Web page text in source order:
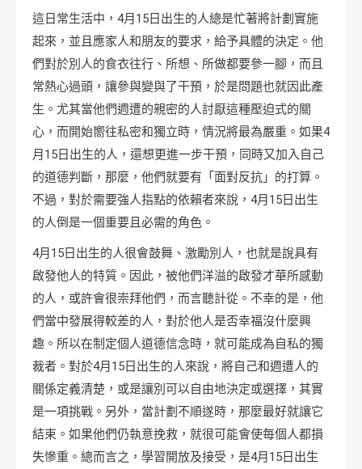
這日常生活中，4月15日出生的人總是忙著將計劃實施
起來，並且應家人和朋友的要求，給予具體的決定。他
們對於別人的食衣往行、所想、所做都要參一腳，而且
常熱心過頭，讓參與變與了干預，於是問題也就因此產
生。尤其當他們週遭的親密的人討厭這種壓迫式的關
心，而開始嚮往私密和獨立時，情況將最為嚴重。如果4
月15日出生的人，還想更進一步干預，同時又加入自己
的道德判斷，那麼，他們就要有「面對反抗」的打算。
不過，對於需要強人指點的依賴者來說，4月15日出生
的人倒是一個重要且必需的角色。
4月15日出生的人很會鼓舞、激勵別人，也就是說具有
啟發他人的特質。因此，被他們洋溢的啟發才華所感動
的人，或許會很崇拜他們，而言聽計從。不幸的是，他
們當中發展得較差的人，對於他人是否幸福沒什麼興
趣。所以在制定個人道德信念時，就可能成為自私的獨
裁者。對於4月15日出生的人來說，將自己和週遭人的
關係定義清楚，或是讓別可以自由地決定或選擇，其實
是一項挑戰。另外，當計劃不順遂時，那麼最好就讓它
結束。如果他們仍執意挽救，就很可能會使每個人都損
失慘重。總而言之，學習開放及接受，是4月15日出生